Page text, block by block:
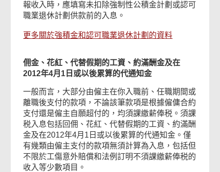
報收入時，應填寫未扣除強制性公積金計劃或認可
職業退休計劃供款前的入息。
更多關於強積金和認可職業退休計劃的資料
佣金、花紅、代替假期的工資、約滿酬金及在
2012年4月1日或以後累算的代通知金
一般而言，大部分由僱主在你入職前、任職期間或
離職後支付的款項，不論該筆款項是根據僱傭合約
支付還是僱主自願超付的，均須課繳薪俸税。須課
税入息包括回佣、花紅、代替假期的工資、約滿酬
金及在2012年4月1日或以後累算的代通知金。僅
有幾類由僱主支付的款項無須計算為入息，包括但
不限於工傷意外賠償和法例訂明不須課繳薪俸税的
收入等少數項目。